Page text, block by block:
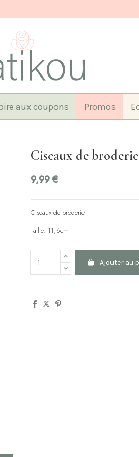
aux coupons Promos
Ciseaux de
9,99 €
Ciseaux de broderie
Taille: 11,6cm
Ajouter au